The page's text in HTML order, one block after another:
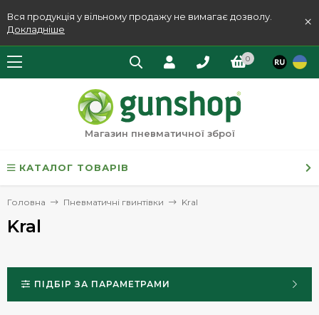
Вся продукція у вільному продажу не вимагає дозволу.
Докладніше
×
0
Магазин пневматичної зброї
КАТАЛОГ ТОВАРІВ
Головна Пневматичні гвинтівки Kral
Kral
ПІДБІР ЗА ПАРАМЕТРАМИ